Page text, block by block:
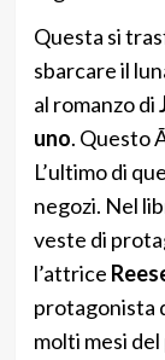
Questa si
sbarcare il
al romanzo di
uno. Questo
L’ultimo di
negozi. Nel
veste di
l’attrice
protagonista
molti mesi